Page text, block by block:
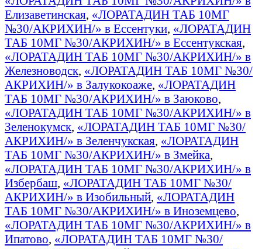
Елизаветинская, «ЛОРАТАДИН ТАБ 10МГ
№30/АКРИХИН/» в Ессентуки, «ЛОРАТАДИН
ТАБ 10МГ №30/АКРИХИН/» в Ессентукская,
«ЛОРАТАДИН ТАБ 10МГ №30/АКРИХИН/» в
Железноводск, «ЛОРАТАДИН ТАБ 10МГ №30/
АКРИХИН/» в Залукокоаже, «ЛОРАТАДИН
ТАБ 10МГ №30/АКРИХИН/» в Заюково,
«ЛОРАТАДИН ТАБ 10МГ №30/АКРИХИН/» в
Зеленокумск, «ЛОРАТАДИН ТАБ 10МГ №30/
АКРИХИН/» в Зеленчукская, «ЛОРАТАДИН
ТАБ 10МГ №30/АКРИХИН/» в Змейка,
«ЛОРАТАДИН ТАБ 10МГ №30/АКРИХИН/» в
Избербаш, «ЛОРАТАДИН ТАБ 10МГ №30/
АКРИХИН/» в Изобильный, «ЛОРАТАДИН
ТАБ 10МГ №30/АКРИХИН/» в Иноземцево,
«ЛОРАТАДИН ТАБ 10МГ №30/АКРИХИН/» в
Ипатово, «ЛОРАТАДИН ТАБ 10МГ №30/